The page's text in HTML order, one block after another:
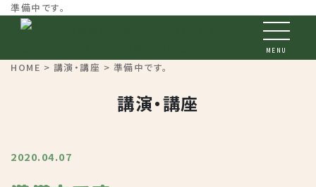
準備中です。
MENU
HOME > 講演・講座 > 準備中です。
講演・講座
2020.04.07